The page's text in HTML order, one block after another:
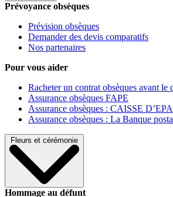
Prévoyance obsèques
Prévision obsèques
Demander des devis comparatifs
Nos partenaires
Pour vous aider
Racheter un contrat obsèques avant le
Assurance obsèques FAPE
Assurance obsèques : CAISSE
Assurance obsèques : La Banque
Fleurs et cérémonie
Hommage au défunt